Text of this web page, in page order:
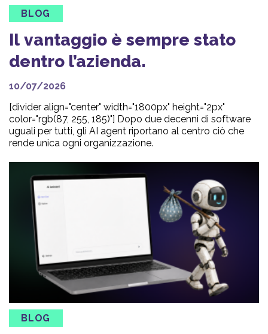
BLOG
Il vantaggio è sempre stato
dentro l’azienda.
10/07/2026
[divider align="center" width="1800px" height="2px"
color="rgb(87, 255, 185)"] Dopo due decenni di software
uguali per tutti, gli AI agent riportano al centro ciò che
rende unica ogni organizzazione.
BLOG